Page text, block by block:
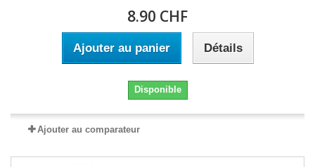
8.90 CHF
Ajouter au panier Détails
Disponible
Ajouter au comparateur